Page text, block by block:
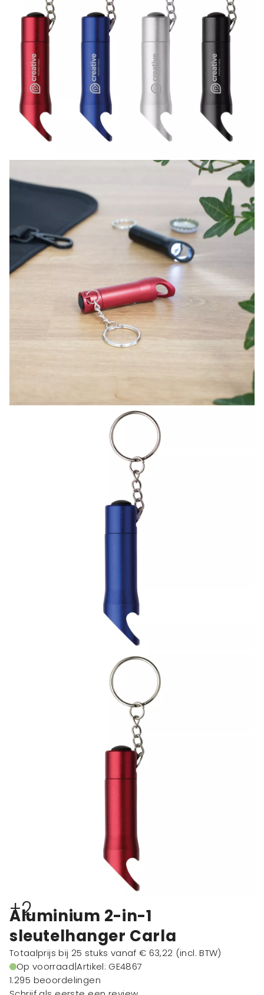
+2
Aluminium 2-in-1
sleutelhanger Carla
Totaalprijs bij 25 stuks vanaf € 63,22 (incl. BTW)
Op voorraad|Artikel: GE4867
1.295 beoordelingen